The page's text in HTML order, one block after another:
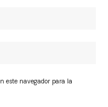
este navegador para la